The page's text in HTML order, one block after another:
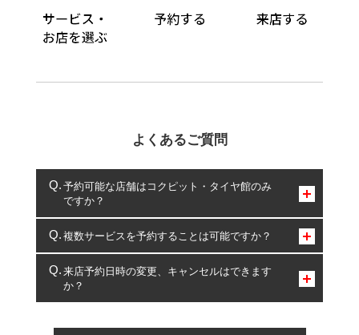
よくあるご質問
予約可能な店舗はコクピット・タイヤ館のみ
ですか？
コクピット・タイヤ館のみとなります。
複数サービスを予約することは可能ですか？
複数サービスのご予約は可能です。
一部の商品・サービスの組み合わせに限り、同時にご予約が
出来ないものもございます。
来店予約日時の変更、キャンセルはできます
か？